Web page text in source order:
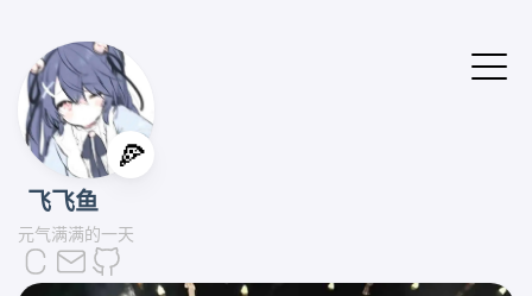
🍕
飞飞鱼
元气满满的一天